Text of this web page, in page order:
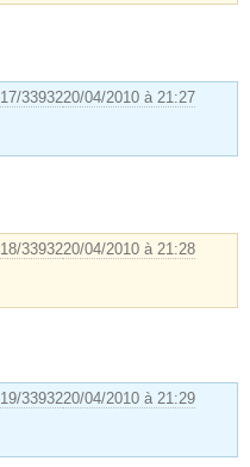
17/3393220/04/2010 à 21:27
18/3393220/04/2010 à 21:28
19/3393220/04/2010 à 21:29